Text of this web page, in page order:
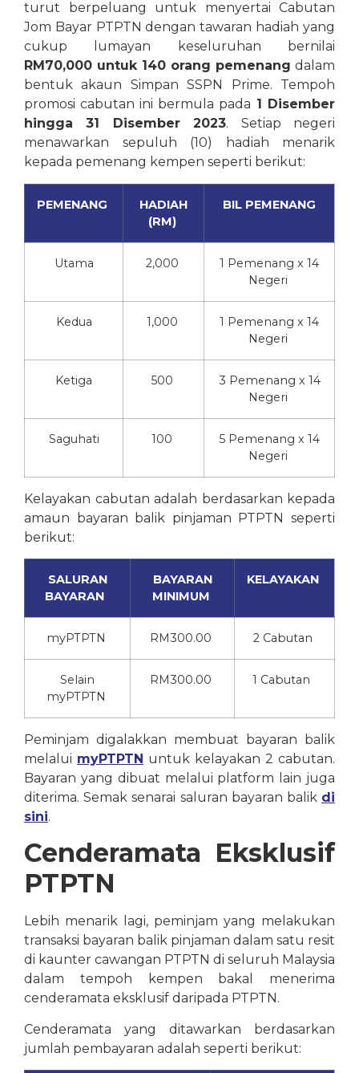
turut berpeluang untuk menyertai Cabutan
Jom Bayar PTPTN dengan tawaran hadiah yang
cukup lumayan keseluruhan bernilai
RM70,000 untuk 140 orang pemenang dalam
bentuk akaun Simpan SSPN Prime. Tempoh
promosi cabutan ini bermula pada 1 Disember
hingga 31 Disember 2023. Setiap negeri
menawarkan sepuluh (10) hadiah menarik
kepada pemenang kempen seperti berikut:
PEMENANG
HADIAH
(RM)
BIL PEMENANG
Utama 2,000 1 Pemenang x 14
Negeri
Kedua 1,000 1 Pemenang x 14
Negeri
Ketiga 500 3 Pemenang x 14
Negeri
Saguhati 100 5 Pemenang x 14
Negeri
Kelayakan cabutan adalah berdasarkan kepada
amaun bayaran balik pinjaman PTPTNseperti
berikut:
SALURAN
BAYARAN
BAYARAN
MINIMUM
KELAYAKAN
myPTPTN RM300.00 2 Cabutan
Selain
myPTPTN
RM300.00 1 Cabutan
Peminjam digalakkan membuat bayaran balik
melalui myPTPTN untuk kelayakan 2 cabutan.
Bayaran yang dibuat melalui platform lain juga
diterima. Semak senarai saluran bayaran balik di
sini.
Cenderamata Eksklusif
PTPTN
Lebih menarik lagi, peminjam yang melakukan
transaksi bayaran balik pinjaman dalam satu resit
di kaunter cawangan PTPTN di seluruh Malaysia
dalam tempoh kempen bakal menerima
cenderamata eksklusif daripada PTPTN.
Cenderamata yang ditawarkan berdasarkan
jumlah pembayaran adalah seperti berikut: